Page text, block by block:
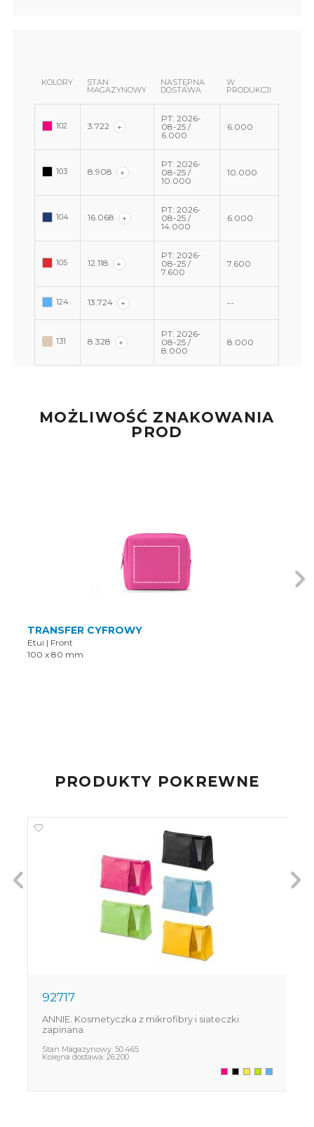
KOLORY STAN
MAGAZYNOWY
NASTĘPNA
DOSTAWA
W
PRODUKCJI
102 3.722 +
PT: 2026-
08-25 /
6.000
6.000
103 8.908 +
PT: 2026-
08-25 /
10.000
10.000
104 16.068 +
PT: 2026-
08-25 /
14.000
6.000
105 12.118 +
PT: 2026-
08-25 /
7.600
7.600
124 13.724 + --
131 8.328 +
PT: 2026-
08-25 /
8.000
8.000
MOŻLIWOŚĆ ZNAKOWANIA
PROD
TRANSFER CYFROWY
Etui | Front
100 x 80 mm
PRODUKTY POKREWNE
92717
ANNIE. Kosmetyczka z mikrofibry i siateczki
zapinana
Stan Magazynowy: 50.465
Kolejna dostawa: 26.200